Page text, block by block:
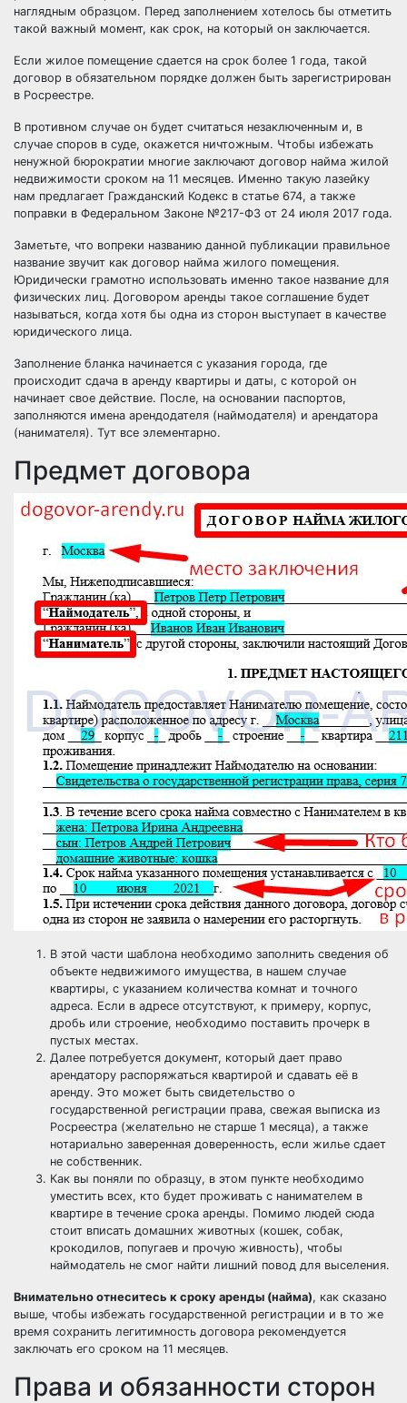
наглядным образцом. Перед заполнением хотелось бы отметить
такой важный момент, как срок, на который он заключается.
Если жилое помещение сдается на срок более 1 года, такой
договор в обязательном порядке должен быть зарегистрирован
в Росреестре.
В противном случае он будет считаться незаключенным и, в
случае споров в суде, окажется ничтожным. Чтобы избежать
ненужной бюрократии многие заключают договор найма жилой
недвижимости сроком на 11 месяцев. Именно такую лазейку
нам предлагает Гражданский Кодекс в статье 674, а также
поправки в Федеральном Законе №217-ФЗ от 24 июля 2017 года.
Заметьте, что вопреки названию данной публикации правильное
название звучит как договор найма жилого помещения.
Юридически грамотно использовать именно такое название для
физических лиц. Договором аренды такое соглашение будет
называться, когда хотя бы одна из сторон выступает в качестве
юридического лица.
Заполнение бланка начинается с указания города, где
происходит сдача в аренду квартиры и даты, с которой он
начинает свое действие. После, на основании паспортов,
заполняются имена арендодателя (наймодателя) и арендатора
(нанимателя). Тут все элементарно.
Предмет договора
В этой части шаблона необходимо заполнить сведения об
объекте недвижимого имущества, в нашем случае
квартиры, с указанием количества комнат и точного
адреса. Если в адресе отсутствуют, к примеру, корпус,
дробь или строение, необходимо поставить прочерк в
пустых местах.
Далее потребуется документ, который дает право
арендатору распоряжаться квартирой и сдавать её в
аренду. Это может быть свидетельство о
государственной регистрации права, свежая выписка из
Росреестра (желательно не старше 1 месяца), а также
нотариально заверенная доверенность, если жилье сдает
не собственник.
Как вы поняли по образцу, в этом пункте необходимо
уместить всех, кто будет проживать с нанимателем в
квартире в течение срока аренды. Помимо людей сюда
стоит вписать домашних животных (кошек, собак,
крокодилов, попугаев и прочую живность), чтобы
наймодатель не смог найти лишний повод для выселения.
Внимательно отнеситесь к сроку аренды (найма), как сказано
выше, чтобы избежать государственной регистрации и в то же
время сохранить легитимность договора рекомендуется
заключать его сроком на 11 месяцев.
Права и обязанности сторон